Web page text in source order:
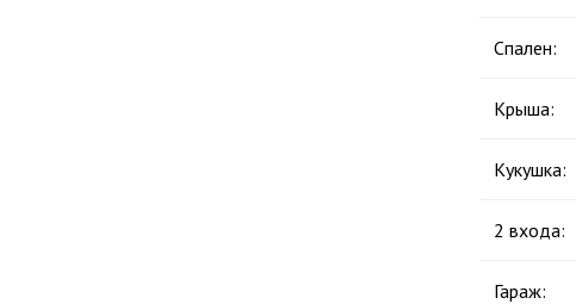
Спален:
Крыша:
Кукушка:
2 входа:
Гараж: